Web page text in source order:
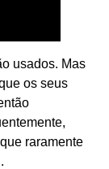
usados. Mas
os seus
raramente